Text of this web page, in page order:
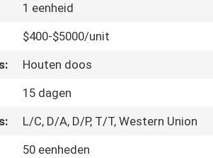
1 eenheid
$400-$5000/unit
Houten doos
15 dagen
L/C, D/A, D/P, T/T, Western Union
50 eenheden